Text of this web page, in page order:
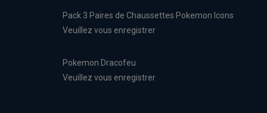
Pack 3 Paires de Chaussettes Pokemon Icons
Veuillez vous enregistrer
Pokemon Dracofeu
Veuillez vous enregistrer